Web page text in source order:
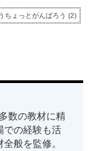
ちょっとがんばろう(2)
数の教材に精
での経験も活
般を監修。